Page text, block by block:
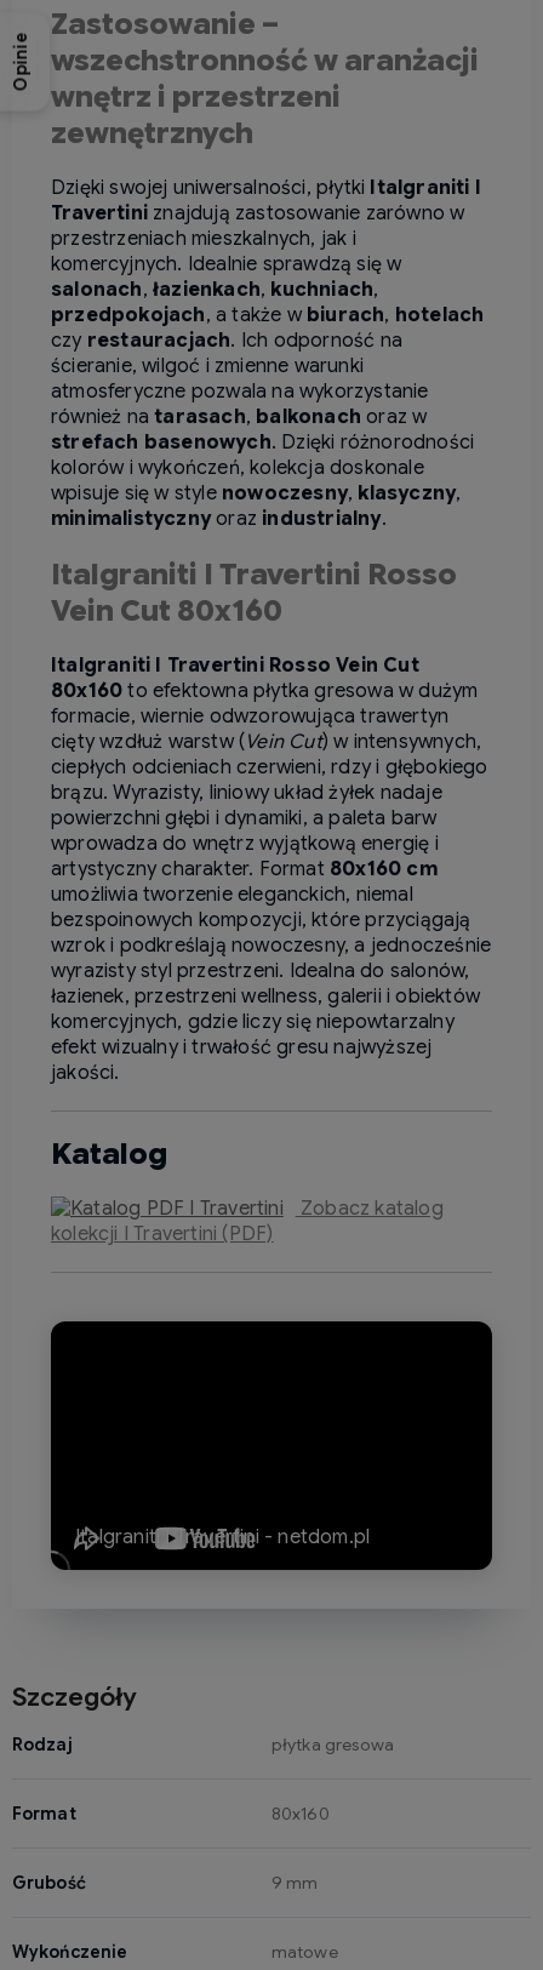
Zastosowanie –
wszechstronność w aranżacji
wnętrz i przestrzeni
zewnętrznych
Dzięki swojej uniwersalności, płytki Italgraniti I
Travertini znajdują zastosowanie zarówno w
przestrzeniach mieszkalnych, jak i
komercyjnych. Idealnie sprawdzą się w
salonach,łazienkach, kuchniach,
przedpokojach, a także w biurach, hotelach
czy restauracjach. Ich odporność na
ścieranie, wilgoć i zmienne warunki
atmosferyczne pozwala na wykorzystanie
również natarasach, balkonach oraz w
strefach basenowych. Dzięki różnorodności
kolorów i wykończeń, kolekcja doskonale
wpisuje się w style nowoczesny, klasyczny,
minimalistycznyoraz industrialny.
Italgraniti I Travertini Rosso
Vein Cut 80x160
Italgraniti I Travertini Rosso Vein Cut
80x160 to efektowna płytka gresowa w dużym
formacie, wiernie odwzorowująca trawertyn
cięty wzdłuż warstw (Vein Cut) w intensywnych,
ciepłych odcieniach czerwieni, rdzy i głębokiego
brązu. Wyrazisty, liniowy układ żyłek nadaje
powierzchni głębi i dynamiki, a paleta barw
wprowadza do wnętrz wyjątkową energię i
artystyczny charakter. Format 80x160 cm
umożliwia tworzenie eleganckich, niemal
bezspoinowych kompozycji, które przyciągają
wzrok i podkreślają nowoczesny, a jednocześnie
wyrazisty styl przestrzeni. Idealna do salonów,
łazienek, przestrzeni wellness, galerii i obiektów
komercyjnych, gdzie liczy się niepowtarzalny
efekt wizualny i trwałość gresu najwyższej
jakości.
Katalog
Zobacz katalog
kolekcji I Travertini (PDF)
Italgraniti I Travertini - netdom.pl
Szczegóły
Rodzaj płytka gresowa
Format 80x160
Grubość 9 mm
Wykończenie matowe
Opinie